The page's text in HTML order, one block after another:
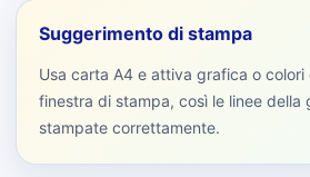
Suggerimento di stampa
Usa carta A4 e attiva grafica o colori
finestra di stampa, così le linee della
stampate correttamente.